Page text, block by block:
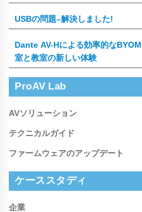
USBの問題–解決しました!
Dante AV-Hによる効率的な
室と教室の新しい体験
ProAV Lab
AVソリューション
テクニカルガイド
ファームウェアのアップデート
ケーススタディ
企業